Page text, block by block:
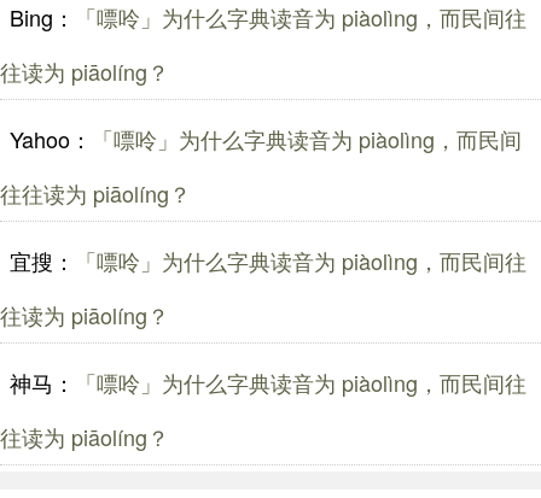
Bing：
「嘌呤」为什么字典读音为 piàolìng，而民间往
往读为 piāolíng？
Yahoo：
「嘌呤」为什么字典读音为 piàolìng，而民间
往往读为 piāolíng？
宜搜：
「嘌呤」为什么字典读音为 piàolìng，而民间往
往读为 piāolíng？
神马：
「嘌呤」为什么字典读音为 piàolìng，而民间往
往读为 piāolíng？